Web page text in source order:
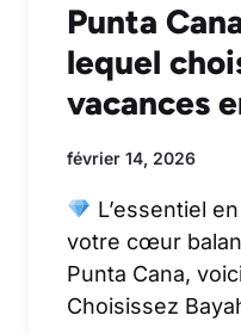
Punta
lequel
vacances
février 14, 2026
L’essentiel
votre cœur
Punta Cana,
Choisissez